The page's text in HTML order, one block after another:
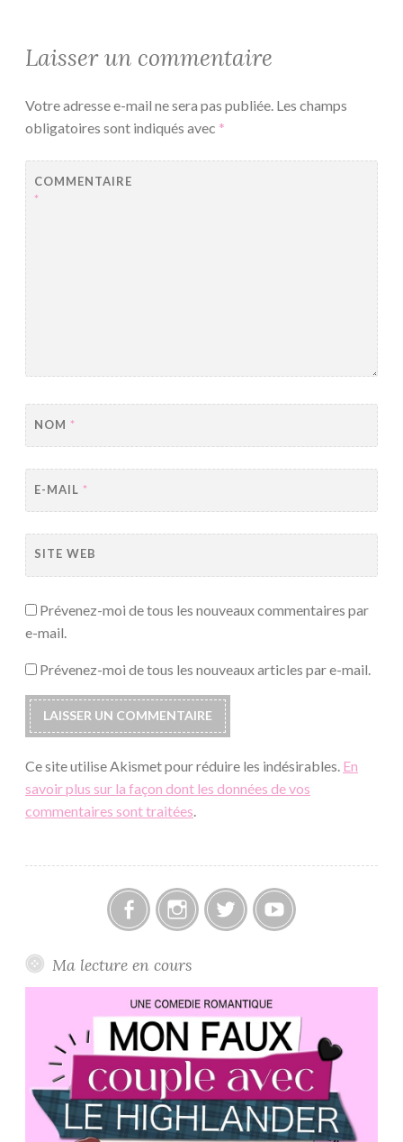
Laisser un commentaire
Votre adresse e-mail ne sera pas publiée. Les champs
obligatoires sont indiqués avec *
COMMENTAIRE
*
NOM *
E-MAIL *
SITE WEB
Prévenez-moi de tous les nouveaux commentaires par
e-mail.
Prévenez-moi de tous les nouveaux articles par e-mail.
Ce site utilise Akismet pour réduire les indésirables. En
savoir plus sur la façon dont les données de vos
commentaires sont traitées
Ma lecture en cours